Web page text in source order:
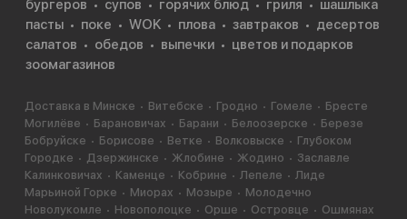
бургеров
супов горячих блюд гриля
шашлыка
пасты
поке WOK плова завтраков
десертов
салатов
обедов выпечки
цветов и подарков
зоомагазинов
Доставка в Минске Витебске Гродно Гомеле
Бресте
Могилёве
Барановичах Барани Белоозерске
Березе
Бобруйске
Борисове Ветке Волковыске
Глубоком
Городке
Дзержинске Жлобине Жодино
Заславле
Калинковичах
Каменце Кобрине Лепеле
Лиде
Марьиной Горке
Миорах Мозыре
Молодечно
Новолукомле
Новополоцке Орше Островце
Ошмянах